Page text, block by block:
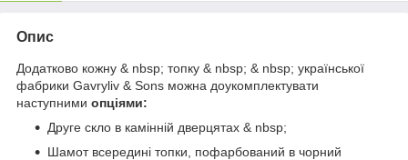
Опис
Додатково кожну & nbsp; топку & nbsp; & nbsp; української
фабрики Gavryliv & Sons можна доукомплектувати
наступними опціями:
Друге скло в камінній дверцятах & nbsp;
Шамот всередині топки, пофарбований в чорний